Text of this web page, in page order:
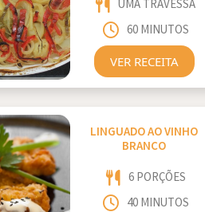
UMA TRAVESSA
60 MINUTOS
VER RECEITA
LINGUADO AO VINHO
BRANCO
6 PORÇÕES
40 MINUTOS